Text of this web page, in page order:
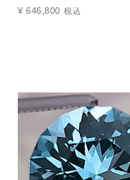
¥ 646,800 税込